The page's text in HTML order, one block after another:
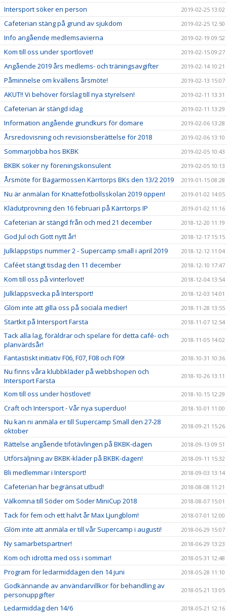
Intersport söker en person 2019-02-25 13:02
Cafeterian stäng på grund av sjukdom 2019-02-25 12:50
Info angående medlemsavierna 2019-02-19 09:52
Kom till oss under sportlovet! 2019-02-15 09:27
Angående 2019 års medlems- och träningsavgifter 2019-02-14 10:21
Påminnelse om kvällens årsmöte! 2019-02-13 15:07
AKUT!! Vi behöver förslag till nya styrelsen! 2019-02-11 13:31
Cafeterian är stängd idag 2019-02-11 13:29
Information angående grundkurs för domare 2019-02-06 13:28
Årsredovisning och revisionsberättelse för 2018 2019-02-06 13:10
Sommarjobba hos BKBK 2019-02-05 10:43
BKBK söker ny föreningskonsulent 2019-02-05 10:13
Årsmöte för Bagarmossen Kärrtorps BKs den 13/2 2019 2019-01-15 08:28
Nu är anmälan för Knattefotbollsskolan 2019 öppen! 2019-01-02 14:05
Klädutprovning den 16 februari på Kärrtorps IP 2019-01-02 11:16
Cafeterian är stängd från och med 21 december 2018-12-20 11:19
God Jul och Gott nytt år! 2018-12-17 15:15
Julklappstips nummer 2 - Supercamp small i april 2019 2018-12-12 11:04
Caféet stängt tisdag den 11 december 2018-12-10 17:47
Kom till oss på vinterlovet! 2018-12-04 13:54
Julklappsvecka på Intersport! 2018-12-03 14:01
Glöm inte att gilla oss på sociala medier! 2018-11-28 13:55
Startkit på Intersport Farsta 2018-11-07 12:54
Tack alla lag, föräldrar och spelare för detta café- och
planvärdsår!
2018-11-05 14:02
Fantastiskt initiativ F06, F07, F08 och F09! 2018-10-31 10:36
Nu finns våra klubbkläder på webbshopen och
Intersport Farsta
2018-10-26 13:11
Kom till oss under höstlovet! 2018-10-15 12:29
Craft och Intersport - Vår nya superduo! 2018-10-01 11:00
Nu kan ni anmäla er till Supercamp Small den 27-28
oktober
2018-09-21 15:26
Rättelse angående tifotävlingen på BKBK-dagen 2018-09-13 09:51
Utförsäljning av BKBK-kläder på BKBK-dagen! 2018-09-11 15:32
Bli medlemmar i Intersport! 2018-09-03 13:14
Cafeterian har begränsat utbud! 2018-08-08 11:21
Välkomna till Söder om Söder MiniCup 2018 2018-08-07 15:01
Tack för fem och ett halvt år Max Ljungblom! 2018-07-01 12:00
Glöm inte att anmäla er till vår Supercamp i augusti! 2018-06-29 15:07
Ny samarbetspartner! 2018-06-29 13:23
Kom och idrotta med oss i sommar! 2018-05-31 12:48
Program för ledarmiddagen den 14 juni 2018-05-28 11:10
Godkännande av användarvillkor för behandling av
personuppgifter
2018-05-21 13:05
Ledarmiddag den 14/6 2018-05-21 12:16